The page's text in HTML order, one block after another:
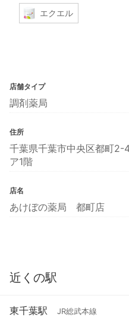
エクエル
店舗タイプ
調剤薬局
住所
千葉県千葉市中央区都町
ア1階
店名
あけぼの薬局 都町店
近くの駅
東千葉駅 JR総武本線